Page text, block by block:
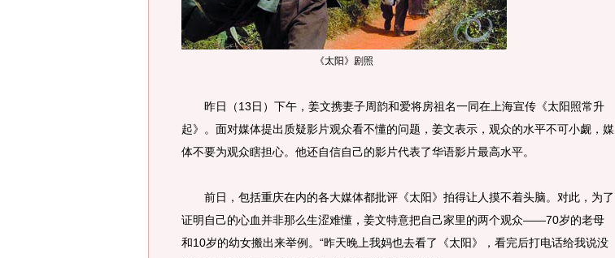
《太阳》剧照
昨日（13日）下午，姜文携妻子周韵和爱将房祖名一同在上海宣传《太阳照常升
起》。面对媒体提出质疑影片观众看不懂的问题，姜文表示，观众的水平不可小觑，媒
体不要为观众瞎担心。他还自信自己的影片代表了华语影片最高水平。
前日，包括重庆在内的各大媒体都批评《太阳》拍得让人摸不着头脑。对此，为了
证明自己的心血并非那么生涩难懂，姜文特意把自己家里的两个观众——70岁的老母
和10岁的幼女搬出来举例。“昨天晚上我妈也去看了《太阳》，看完后打电话给我说没